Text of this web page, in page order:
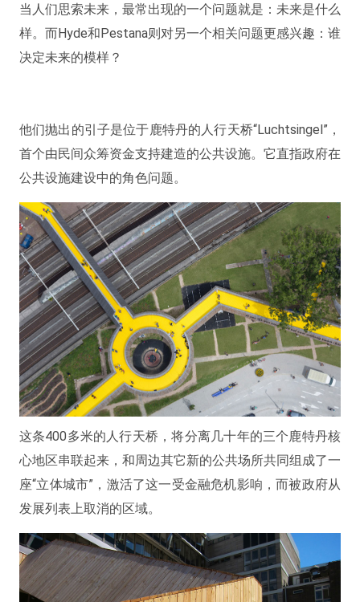
当人们思索未来，最常出现的一个问题就是：未来是什么
样。而Hyde和Pestana则对另一个相关问题更感兴趣：谁
决定未来的模样？
他们抛出的引子是位于鹿特丹的人行天桥“Luchtsingel”，
首个由民间众筹资金支持建造的公共设施。它直指政府在
公共设施建设中的角色问题。
这条400多米的人行天桥，将分离几十年的三个鹿特丹核
心地区串联起来，和周边其它新的公共场所共同组成了一
座“立体城市”，激活了这一受金融危机影响，而被政府从
发展列表上取消的区域。